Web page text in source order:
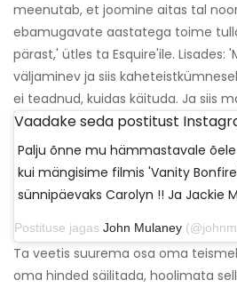
meenutab, et joomine aitas tal
ebamugavate aastatega toime
pärast,' ütles ta Esquire'ile. Lisades:
väljaminev ja siis
ei teadnud, kuidas käituda. Ja siis
Vaadake seda postitust
Palju õnne mu hämmastavale õele
kui mängisime filmis 'Vanity
sünnipäevaks Carolyn !! Ja Jackie
Postituse jagas John Mulaney
Ta veetis suurema osa oma
oma hinded säilitada, hoolimata